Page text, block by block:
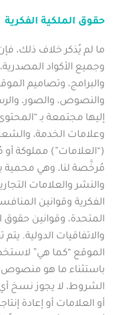
حقوق الملكية الفكرية
ما لم يُذكر خلاف ذلك،
وجميع الأكواد
والبرامج، وتصاميم
والنصوص، والصور،
إليها مجتمعة بـ
وعلامات الخدمة،
(“العلامات”) مملوكة
مُرخَّصة لنا، وهي
والنشر والعلامات
الفكرية وقوانين
المتحدة، وقوانين حقوق
والاتفاقيات الدولية.
الموقع “كما هي”
باستثناء ما هو
الشروط، لا يجوز نسخ
أو العلامات أو إعادة